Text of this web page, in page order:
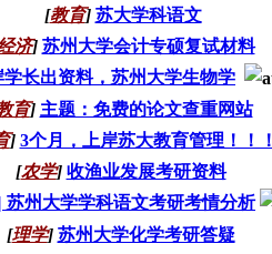
[教育] 苏大学科语文
济] 苏州大学会计专硕复试材料
学长出资料，苏州大学生物学
育] 主题：免费的论文查重网站
] 3个月，上岸苏大教育管理！！！
[农学] 收渔业发展考研资料
苏州大学学科语文考研考情分析
[理学] 苏州大学化学考研答疑